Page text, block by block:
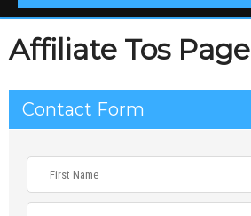
Affiliate Tos Page
Contact Form